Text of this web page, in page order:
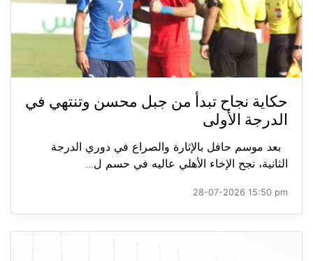
حكاية نجاح تبدأ من جبل محسن وتنتهي في
الدرجة الأولى
بعد موسم حافل بالإثارة والصراع في دوري الدرجة
الثانية، نجح الإخاء الأهلي عاليه في حسم ل...
28-07-2026 15:50 pm